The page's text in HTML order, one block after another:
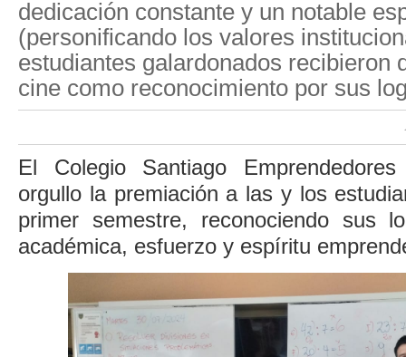
dedicación constante y un notable
(personificando los valores
estudiantes galardonados recibieron
cine como reconocimiento por sus
El Colegio Santiago
orgullo la premiación a las y los
primer semestre, reconociendo sus
académica, esfuerzo y espíritu